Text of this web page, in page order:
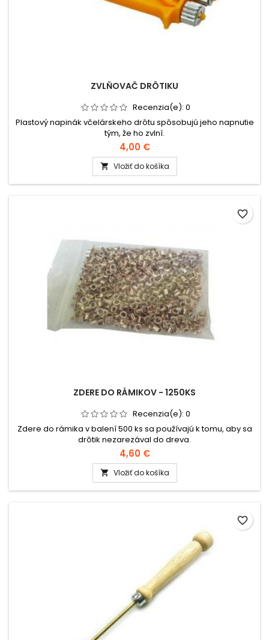
ZVLŇOVAČ DRÔTIKU
Recenzia(e): 0
Plastový napinák včelárskeho drôtu spôsobujú jeho napnutie
tým, že ho zvlní.
4,00 €
 Vložiť do košíka
ZDERE DO RÁMIKOV - 1250KS
Recenzia(e): 0
Zdere do rámika v balení 500 ks sa používajú k tomu, aby sa
drôtik nezarezával do dreva.
4,60 €
 Vložiť do košíka
favorite_border
favorite_border